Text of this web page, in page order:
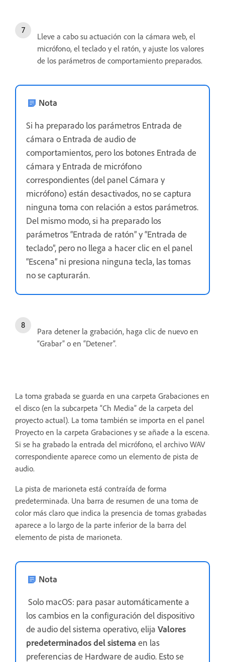
Lleve a cabo su actuación con la cámara web, el
micrófono, el teclado y el ratón, y ajuste los valores
de los parámetros de comportamiento preparados.
Nota
Si ha preparado los parámetros Entrada de
cámara o Entrada de audio de
comportamientos, pero los botones Entrada de
cámara y Entrada de micrófono
correspondientes (del panel Cámara y
micrófono) están desactivados, no se captura
ninguna toma con relación a estos parámetros.
Del mismo modo, si ha preparado los
parámetros “Entrada de ratón” y “Entrada de
teclado”, pero no llega a hacer clic en el panel
“Escena” ni presiona ninguna tecla, las tomas
no se capturarán.
Para detener la grabación, haga clic de nuevo en
“Grabar” o en “Detener”.
La toma grabada se guarda en una carpeta Grabaciones en
el disco (en la subcarpeta “Ch Media” de la carpeta del
proyecto actual). La toma también se importa en el panel
Proyecto en la carpeta Grabaciones y se añade a la escena.
Si se ha grabado la entrada del micrófono, el archivo WAV
correspondiente aparece como un elemento de pista de
audio.
La pista de marioneta está contraída de forma
predeterminada. Una barra de resumen de una toma de
color más claro que indica la presencia de tomas grabadas
aparece a lo largo de la parte inferior de la barra del
elemento de pista de marioneta.
Nota
Solo macOS: para pasar automáticamente a
los cambios en la configuración del dispositivo
de audio del sistema operativo, elija Valores
predeterminados del sistema en las
preferencias de Hardware de audio. Esto se